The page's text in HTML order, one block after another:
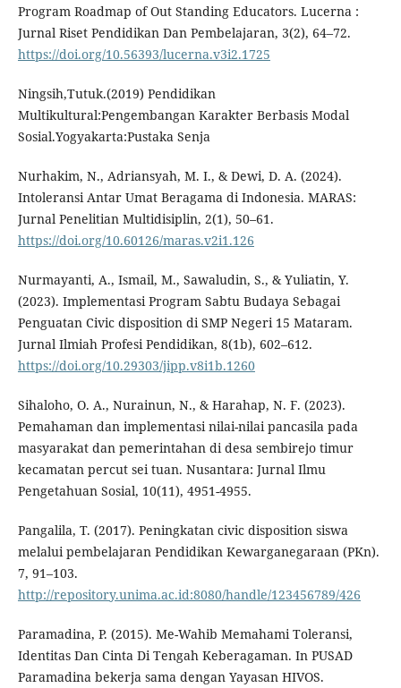
Program Roadmap of Out Standing Educators. Lucerna :
Jurnal Riset Pendidikan Dan Pembelajaran, 3(2), 64–72.
https://doi.org/10.56393/lucerna.v3i2.1725
Ningsih,Tutuk.(2019) Pendidikan
Multikultural:Pengembangan Karakter Berbasis Modal
Sosial.Yogyakarta:Pustaka Senja
Nurhakim, N., Adriansyah, M. I., & Dewi, D. A. (2024).
Intoleransi Antar Umat Beragama di Indonesia. MARAS:
Jurnal Penelitian Multidisiplin, 2(1), 50–61.
https://doi.org/10.60126/maras.v2i1.126
Nurmayanti, A., Ismail, M., Sawaludin, S., & Yuliatin, Y.
(2023). Implementasi Program Sabtu Budaya Sebagai
Penguatan Civic disposition di SMP Negeri 15 Mataram.
Jurnal Ilmiah Profesi Pendidikan, 8(1b), 602–612.
https://doi.org/10.29303/jipp.v8i1b.1260
Sihaloho, O. A., Nurainun, N., & Harahap, N. F. (2023).
Pemahaman dan implementasi nilai-nilai pancasila pada
masyarakat dan pemerintahan di desa sembirejo timur
kecamatan percut sei tuan. Nusantara: Jurnal Ilmu
Pengetahuan Sosial, 10(11), 4951-4955.
Pangalila, T. (2017). Peningkatan civic disposition siswa
melalui pembelajaran Pendidikan Kewarganegaraan (PKn).
7, 91–103.
http://repository.unima.ac.id:8080/handle/123456789/426
Paramadina, P. (2015). Me-Wahib Memahami Toleransi,
Identitas Dan Cinta Di Tengah Keberagaman. In PUSAD
Paramadina bekerja sama dengan Yayasan HIVOS.